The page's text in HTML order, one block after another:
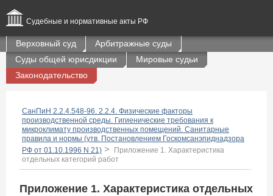
Судебные и нормативные акты РФ
Верховный суд
Арбитражные суды
Суды общей юрисдикции
Мировые судьи
Законодательство
СанПиН 2.2.4.548-96. 2.2.4. Физические факторы
производственной среды. Гигиенические требования к
микроклимату производственных помещений. Санитарные
правила и нормы (утв. Постановлением Госкомсанэпиднадзора
РФ от 01.10.1996 N 21) >
Приложение 1. Характеристика
отдельных категорий работ
Приложение 1. Характеристика отдельных